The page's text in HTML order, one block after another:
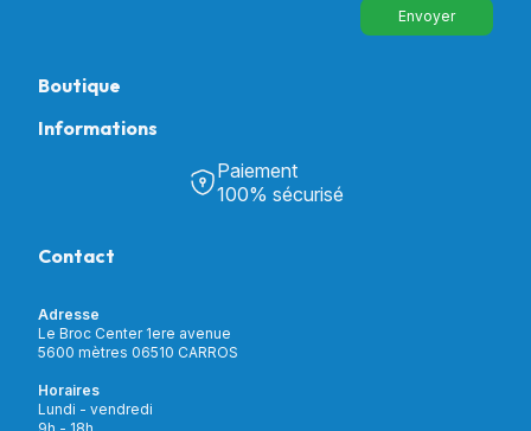
Envoyer
Boutique
Puériculture
Incontinence
Soins & Diagnostic
Aide à la mobilité
Matériel de location
Nouveautés
Informations
Découvrir Univers Santé
Notre catalogue
Mon compte
Livraison et paiement
Paiement
100% sécurisé
Contact
Adresse
Le Broc Center 1ere avenue
5600 mètres 06510 CARROS
Horaires
Lundi - vendredi